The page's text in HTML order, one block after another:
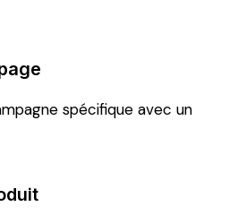
spécifique avec un